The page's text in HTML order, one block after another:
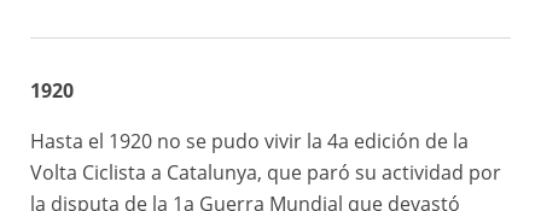
etapa
1920
Hasta el 1920 no se pudo vivir la 4a edición de la
Volta Ciclista a Catalunya, que paró su actividad por
la disputa de la 1a Guerra Mundial que devastó